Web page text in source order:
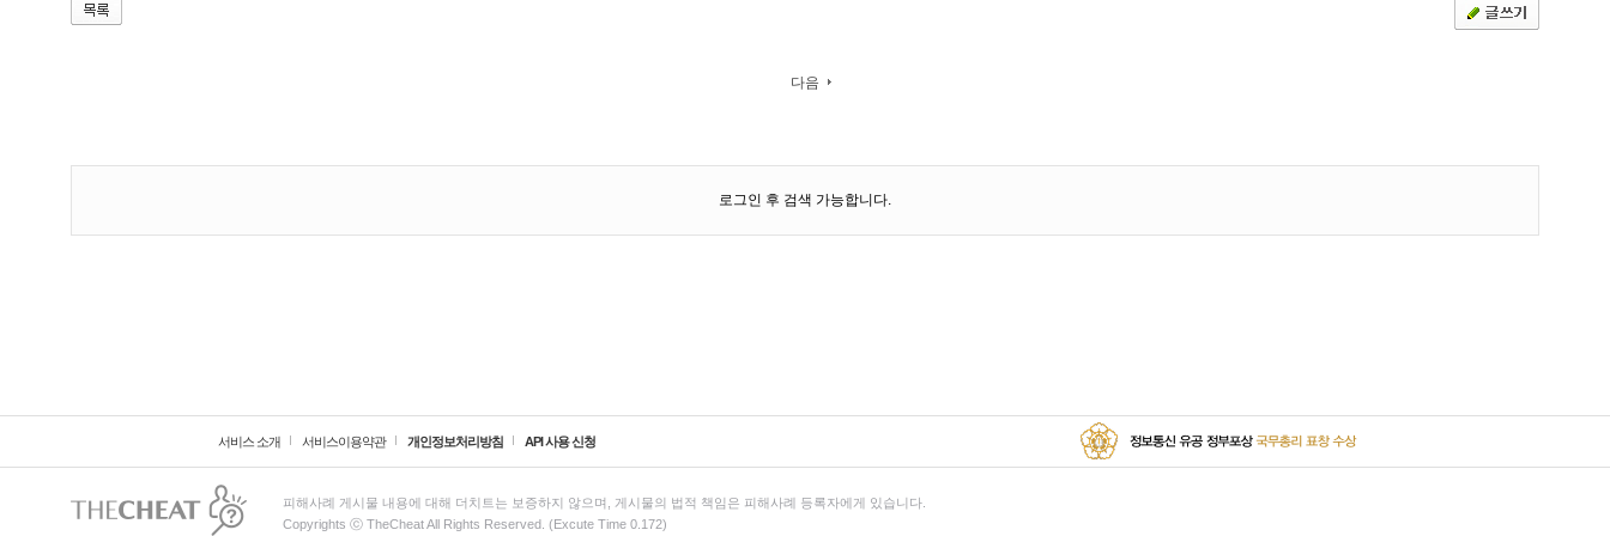
다음
로그인 후 검색 가능합니다.
서비스 소개 서비스이용약관 개인정보처리방침 API 사용 신청
피해사례 게시물 내용에 대해 더치트는 보증하지 않으며, 게시물의 법적 책임은 피해사례 등록자에게 있습니다.
Copyrights ⓒ TheCheat All Rights Reserved. (Excute Time 0.172)